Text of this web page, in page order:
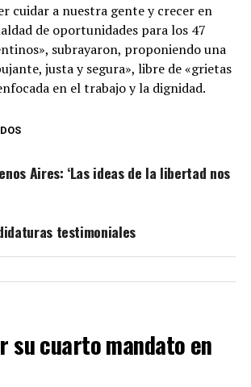
cuidar a nuestra gente y crecer en
de oportunidades para los 47
subrayaron, proponiendo una
justa y segura», libre de «grietas
en el trabajo y la dignidad.
Aires: ‘Las ideas de la libertad nos
testimoniales
su cuarto mandato en